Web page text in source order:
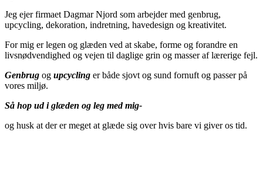
Jeg ejer firmaet Dagmar Njord som arbejder med genbrug,
upcycling, dekoration, indretning, havedesign og kreativitet.
For mig er legen og glæden ved at skabe, forme og forandre en
livsnødvendighed og vejen til daglige grin og masser af lærerige fejl.
Genbrug og upcycling er både sjovt og sund fornuft og passer på
vores miljø.
Så hop ud i glæden og leg med mig-
og husk at der er meget at glæde sig over hvis bare vi giver os tid.